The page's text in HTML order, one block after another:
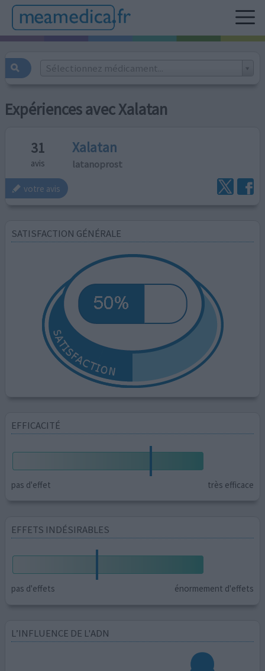
Sélectionnez médicament...
Expériences avec Xalatan
31
avis
Xalatan
latanoprost
votre avis
SATISFACTION GÉNÉRALE
EFFICACITÉ
pas d'effet très efficace
EFFETS INDÉSIRABLES
pas d'effets énormement d'effets
L’INFLUENCE DE L'ADN